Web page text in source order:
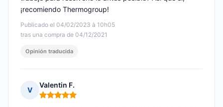
Publicado el 04/02/2023 à 10h05
tras una compra de 04/12/2021
¡recomiendo Thermogroup!
Opinión traducida
V
Valentin F.
Nota: 5 de 5